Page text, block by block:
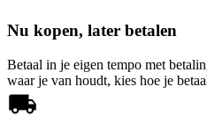
Nu kopen, later betalen
Betaal in je eigen tempo met
waar je van houdt, kies hoe je